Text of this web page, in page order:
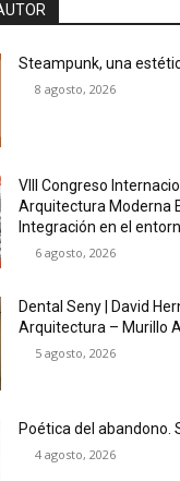
Steampunk, una
8 agosto, 2026
VIII Congreso
Arquitectura Moderna
Integración en el
6 agosto, 2026
Dental Seny | David
Arquitectura – Murillo
5 agosto, 2026
Poética del abandono.
4 agosto, 2026